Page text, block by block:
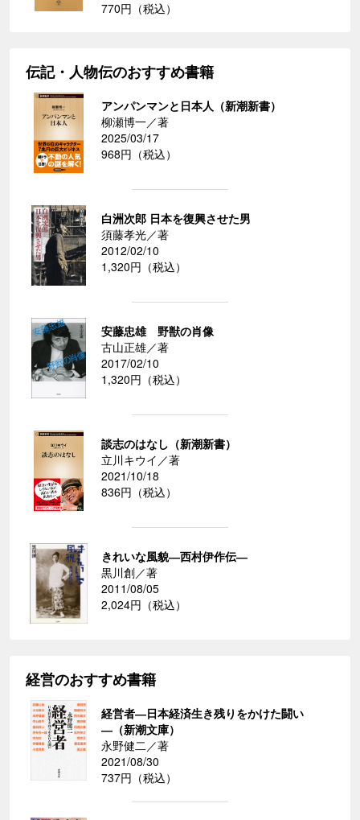
770円（税込）
伝記・人物伝のおすすめ書籍
アンパンマンと日本人（新潮新書）
柳瀬博一／著
2025/03/17
968円（税込）
白洲次郎 日本を復興させた男
須藤孝光／著
2012/02/10
1,320円（税込）
安藤忠雄 野獣の肖像
古山正雄／著
2017/02/10
1,320円（税込）
談志のはなし（新潮新書）
立川キウイ／著
2021/10/18
836円（税込）
きれいな風貌―西村伊作伝―
黒川創／著
2011/08/05
2,024円（税込）
経営のおすすめ書籍
経営者―日本経済生き残りをかけた闘い
―（新潮文庫）
永野健二／著
2021/08/30
737円（税込）